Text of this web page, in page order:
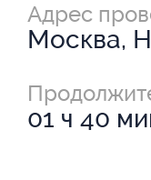
Адрес
Москва,
01 ч 40